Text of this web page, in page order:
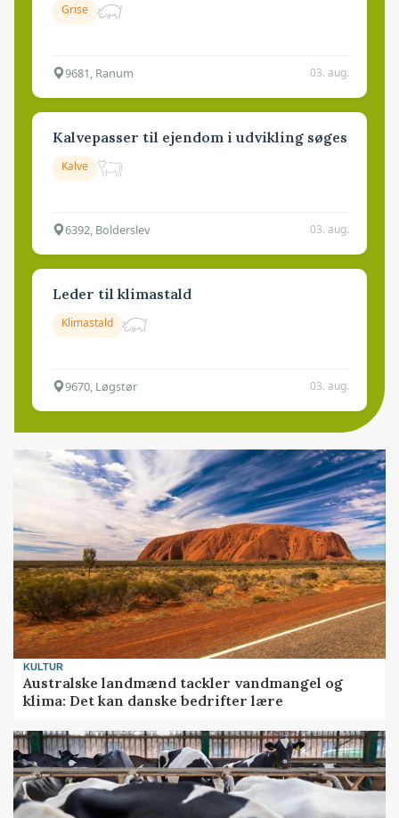
Grise
9681, Ranum 03. aug.
Kalvepasser til ejendom i udvikling søges
Kalve
6392, Bolderslev 03. aug.
Leder til klimastald
Klimastald
9670, Løgstør 03. aug.
KULTUR
Australske landmænd tackler vandmangel og
klima: Det kan danske bedrifter lære